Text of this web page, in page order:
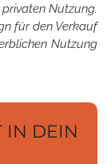
Nutzung.
für den Verkauf
Nutzung
IN DEIN